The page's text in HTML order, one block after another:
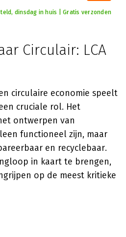
dinsdag in huis | Gratis verzonden
Circulair: LCA
circulaire economie speelt
cruciale rol. Het
ontwerpen van
functioneel zijn, maar
en recyclebaar.
in kaart te brengen,
op de meest kritieke